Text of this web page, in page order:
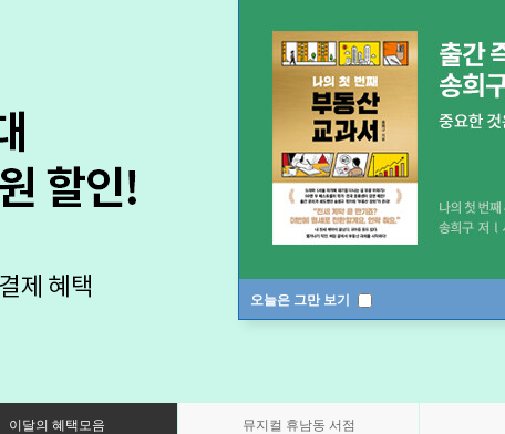
오늘은 그만 보기
이달의 혜택모음 뮤지컬 휴남동 서점